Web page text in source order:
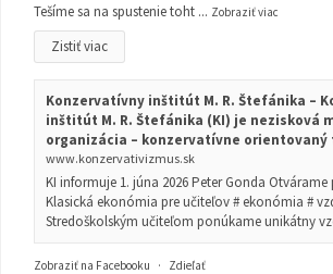
Tešíme sa na spustenie toht ... Zobraziť viac
Zistiť viac
Konzervatívny inštitút M. R. Štefánika –
inštitút M. R. Štefánika (KI) je nezisková
organizácia – konzervatívne
www.konzervativizmus.sk
KI informuje 1. júna 2026 Peter Gonda
Klasická ekonómia pre učiteľov # ekonómia #
Stredoškolským učiteľom ponúkame unikátny
Zobraziť na Facebooku · Zdieľať